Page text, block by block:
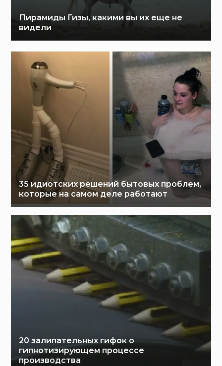
Пирамиды Гизы, какими вы их еще не
видели
35 идиотских решений бытовых проблем,
которые на самом деле работают
20 залипательных гифок о
гипнотизирующем процессе
производства